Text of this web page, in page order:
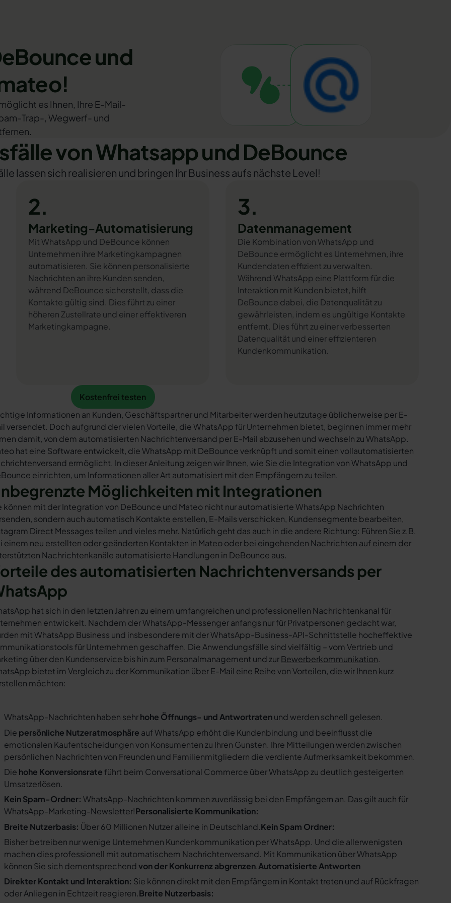
und
es Ihnen, Ihre E-Mail-
Trap-, Wegwerf- und
von Whatsapp und DeBounce
lassen sich realisieren und bringen Ihr Business aufs nächste Level!
2.
Marketing-Automatisierung
Mit WhatsApp und DeBounce können
Unternehmen ihre Marketingkampagnen
automatisieren. Sie können personalisierte
Nachrichten an ihre Kunden senden,
während DeBounce sicherstellt, dass die
Kontakte gültig sind. Dies führt zu einer
höheren Zustellrate und einer effektiveren
Marketingkampagne.
3.
Datenmanagement
Die Kombination von WhatsApp und
DeBounce ermöglicht es Unternehmen, ihre
Kundendaten effizient zu verwalten.
Während WhatsApp eine Plattform für die
Interaktion mit Kunden bietet, hilft
DeBounce dabei, die Datenqualität zu
gewährleisten, indem es ungültige Kontakte
entfernt. Dies führt zu einer verbesserten
Datenqualität und einer effizienteren
Kundenkommunikation.
Kostenfrei testen
Kostenfrei testen
Informationen an Kunden, Geschäftspartner und Mitarbeiter werden heutzutage üblicherweise per E-
versendet. Doch aufgrund der vielen Vorteile, die WhatsApp für Unternehmen bietet, beginnen immer mehr
damit, von dem automatisierten Nachrichtenversand per E-Mail abzusehen und wechseln zu WhatsApp.
hat eine Software entwickelt, die WhatsApp mit DeBounce verknüpft und somit einen vollautomatisierten
ermöglicht. In dieser Anleitung zeigen wir Ihnen, wie Sie die Integration von WhatsApp und
einrichten, um Informationen aller Art automatisiert mit den Empfängern zu teilen.
Möglichkeiten mit Integrationen
können mit der Integration von DeBounce und Mateo nicht nur automatisierte WhatsApp Nachrichten
sondern auch automatisch Kontakte erstellen, E-Mails verschicken, Kundensegmente bearbeiten,
Direct Messages teilen und vieles mehr. Natürlich geht das auch in die andere Richtung: Führen Sie z.B.
einem neu erstellten oder geänderten Kontakten in Mateo oder bei eingehenden Nachrichten auf einem der
Nachrichtenkanäle automatisierte Handlungen in DeBounce aus.
des automatisierten Nachrichtenversands per
hat sich in den letzten Jahren zu einem umfangreichen und professionellen Nachrichtenkanal für
entwickelt. Nachdem der WhatsApp-Messenger anfangs nur für Privatpersonen gedacht war,
mit WhatsApp Business und insbesondere mit der WhatsApp-Business-API-Schnittstelle hocheffektive
für Unternehmen geschaffen. Die Anwendungsfälle sind vielfältig – vom Vertrieb und
über den Kundenservice bis hin zum Personalmanagement und zurBewerberkommunikation.
bietet im Vergleich zu der Kommunikation über E-Mail eine Reihe von Vorteilen, die wir Ihnen kurz
möchten:
WhatsApp-Nachrichten haben sehrhohe Öffnungs- und Antwortratenund werden schnell gelesen.
Die persönliche Nutzeratmosphäre auf WhatsApp erhöht die Kundenbindung und beeinflusst die
emotionalen Kaufentscheidungen von Konsumenten zu Ihren Gunsten. Ihre Mitteilungen werden zwischen
persönlichen Nachrichten von Freunden und Familienmitgliedern die verdiente Aufmerksamkeit bekommen.
Die hohe Konversionsrate führt beim Conversational Commerce über WhatsApp zu deutlich gesteigerten
Umsatzerlösen.
Kein Spam-Ordner: WhatsApp-Nachrichten kommen zuverlässig bei den Empfängern an. Das gilt auch für
WhatsApp-Marketing-Newsletter!Personalisierte Kommunikation:
Breite Nutzerbasis: Über 60 Millionen Nutzer alleine in Deutschland.Kein Spam Ordner:
Bisher betreiben nur wenige Unternehmen Kundenkommunikation per WhatsApp. Und die allerwenigsten
machen dies professionell mit automatischem Nachrichtenversand. Mit Kommunikation über WhatsApp
können Sie sich dementsprechendvon der Konkurrenz abgrenzen.Automatisierte Antworten
Direkter Kontakt und Interaktion: Sie können direkt mit den Empfängern in Kontakt treten und auf Rückfragen
oder Anliegen in Echtzeit reagieren.Breite Nutzerbasis: